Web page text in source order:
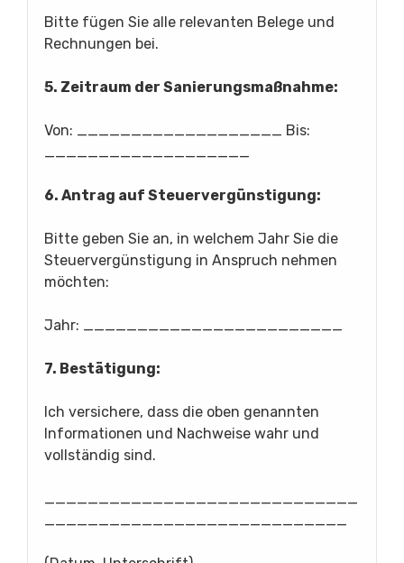
Bitte fügen Sie alle relevanten Belege und
Rechnungen bei.
5. Zeitraum der Sanierungsmaßnahme:
Von: ___________________ Bis:
6. Antrag auf Steuervergünstigung:
Bitte geben Sie an, in welchem Jahr Sie die
Steuervergünstigung in Anspruch nehmen
möchten:
Jahr: ________________________
7. Bestätigung:
Ich versichere, dass die oben genannten
Informationen und Nachweise wahr und
vollständig sind.